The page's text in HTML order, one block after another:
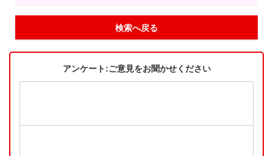
検索へ戻る
アンケート:ご意見をお聞かせください